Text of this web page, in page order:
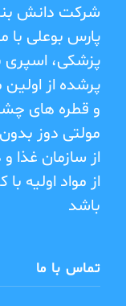
تماس با ما
شرکت دانش
پارس بوعلی با
پزشکی،
پرشده از
و قطره های
مولتی دوز
از سازمان غذا و
از مواد اولیه
باشد